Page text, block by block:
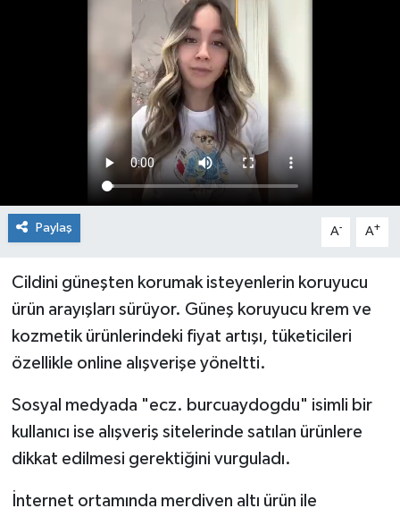
Paylaş A- A+
Cildini güneşten korumak isteyenlerin koruyucu
ürün arayışları sürüyor. Güneş koruyucu krem ve
kozmetik ürünlerindeki fiyat artışı, tüketicileri
özellikle online alışverişe yöneltti.
Sosyal medyada "ecz. burcuaydogdu" isimli bir
kullanıcı ise alışveriş sitelerinde satılan ürünlere
dikkat edilmesi gerektiğini vurguladı.
İnternet ortamında merdiven altı ürün ile